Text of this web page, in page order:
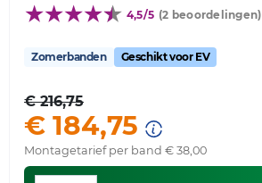
4,5/5 (2 beoordelingen)
Zomerbanden Geschikt voor EV
€ 216,75
€ 184,75
Montagetarief per band € 38,00